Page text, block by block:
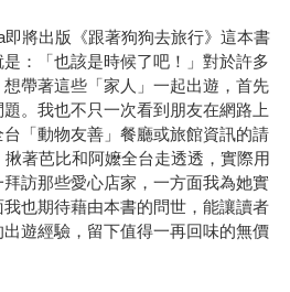
將出版《跟著狗狗去旅行》這本書
：「也該是時候了吧！」對於許多
帶著這些「家人」一起出遊，首先
。我也不只一次看到朋友在網路上
「動物友善」餐廳或旅館資訊的請
著芭比和阿嬤全台走透透，實際用
訪那些愛心店家，一方面我為她實
也期待藉由本書的問世，能讓讀者
遊經驗，留下值得一再回味的無價